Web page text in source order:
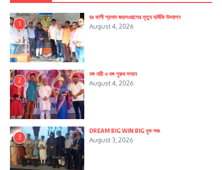
1
ডঃ কাশী প্রসাদ জয়সওয়ালের মৃত্যু বার্ষিকি উদযাপন
August 4, 2026
2
বঙ্গ নারী ও বঙ্গ পুরুষ সম্মান
August 4, 2026
3
DREAM BIG WIN BIG বুক লঞ্চ
August 3, 2026